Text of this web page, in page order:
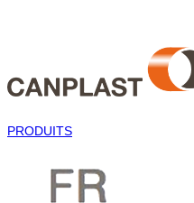
PRODUITS